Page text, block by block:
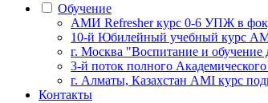
Обучение
АМИ Refresher курс 0-6 УПЖ в
10-й Юбилейный учебный курс
г. Москва "Воспитание и
3-й поток полного
г. Алматы, Казахстан AMI курс
Контакты